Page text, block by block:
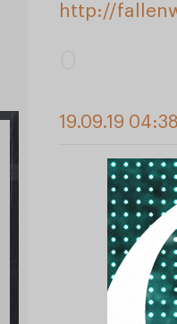
http://
19.09.19